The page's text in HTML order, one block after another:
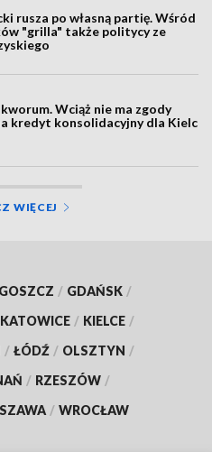
rusza po własną partię. Wśród
"grilla" także politycy ze
Wciąż nie ma zgody
kredyt konsolidacyjny dla Kielc
WIĘCEJ
/ GDAŃSK /
KATOWICE / KIELCE /
/ ŁÓDŹ / OLSZTYN /
/ RZESZÓW /
/ WROCŁAW